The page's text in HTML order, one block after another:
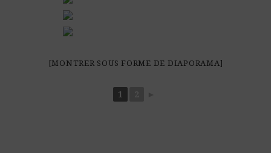
[MONTRER SOUS FORME DE DIAPORAMA]
1